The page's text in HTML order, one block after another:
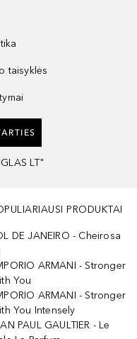
taisyklės
LT"
PRODUKTAI
DE JANEIRO - Cheirosa
ARMANI - Stronger
You
ARMANI - Stronger
You Intensely
PAUL GAULTIER - Le